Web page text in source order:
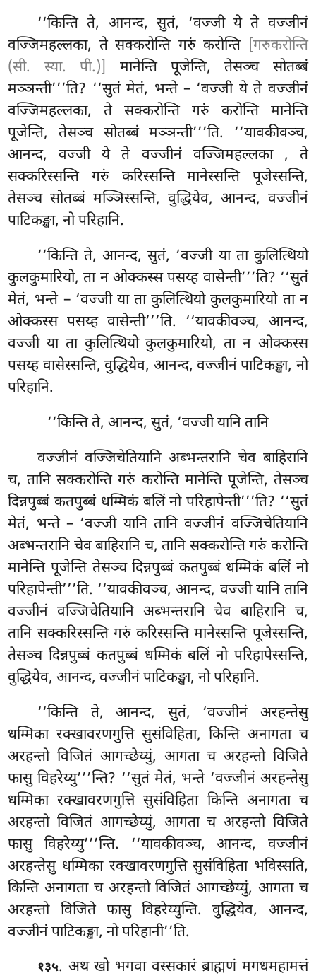
‘‘किन्तिते, आनन्द, सुतं, ‘वज्जी ये ते वज्जीनं
वज्जिमहल्लका, ते सक्करोन्ति गरुं करोन्ति [गरुकरोन्ति
(सी. स्या. पी.)]
मानेन्ति पूजेन्ति, तेसञ्च सोतब्बं
मञ्ञन्ती’’’ति? ‘‘सुतं मेतं, भन्ते – ‘वज्जी येते वज्जीनं
वज्जिमहल्लका, ते सक्करोन्ति गरुं करोन्ति मानेन्ति
पूजेन्ति, तेसञ्च सोतब्बं मञ्ञन्ती’’’ति. ‘‘यावकीवञ्च,
आनन्द, वज्जी ये ते वज्जीनं वज्जिमहल्लका , ते
सक्करिस्सन्ति गरुं करिस्सन्ति मानेस्सन्ति पूजेस्सन्ति,
तेसञ्च सोतब्बं मञ्ञिस्सन्ति, वुद्धियेव, आनन्द, वज्जीनं
पाटिकङ्खा, नो परिहानि.
‘‘किन्ति ते, आनन्द, सुतं, ‘वज्जी या ता कुलित्थियो
कुलकुमारियो, ता न ओक्कस्स पसय्ह वासेन्ती’’’ति? ‘‘सुतं
मेतं, भन्ते – ‘वज्जी या ता कुलित्थियो कुलकुमारियो ता न
ओक्कस्स पसय्ह वासेन्ती’’’ति. ‘‘यावकीवञ्च, आनन्द,
वज्जी या ता कुलित्थियो कुलकुमारियो, ता न ओक्कस्स
पसय्ह वासेस्सन्ति, वुद्धियेव, आनन्द, वज्जीनं पाटिकङ्खा, नो
परिहानि.
‘‘किन्ति ते, आनन्द, सुतं, ‘वज्जी यानि तानि
वज्जीनं वज्जिचेतियानि अब्भन्तरानि चेव बाहिरानि
च, तानि सक्करोन्ति गरुं करोन्ति मानेन्ति पूजेन्ति, तेसञ्च
दिन्नपुब्बं कतपुब्बं धम्मिकं बलिं नो परिहापेन्ती’’’ति? ‘‘सुतं
मेतं, भन्ते – ‘वज्जी यानि तानि वज्जीनं वज्जिचेतियानि
अब्भन्तरानि चेव बाहिरानि च, तानि सक्करोन्ति गरुं करोन्ति
मानेन्ति पूजेन्ति तेसञ्च दिन्नपुब्बं कतपुब्बं धम्मिकं बलिं नो
परिहापेन्ती’’’ति. ‘‘यावकीवञ्च, आनन्द, वज्जी यानि तानि
वज्जीनं वज्जिचेतियानि अब्भन्तरानि चेव बाहिरानि च,
तानि सक्करिस्सन्ति गरुं करिस्सन्ति मानेस्सन्ति पूजेस्सन्ति,
तेसञ्च दिन्नपुब्बं कतपुब्बं धम्मिकं बलिं नो परिहापेस्सन्ति,
वुद्धियेव, आनन्द, वज्जीनं पाटिकङ्खा, नो परिहानि.
‘‘किन्ति ते, आनन्द, सुतं, ‘वज्जीनं अरहन्तेसु
धम्मिका रक्खावरणगुत्ति सुसंविहिता, किन्ति अनागता च
अरहन्तो विजितं आगच्छेय्युं, आगता च अरहन्तो विजिते
फासु विहरेय्यु’’’न्ति? ‘‘सुतं मेतं, भन्ते ‘वज्जीनं अरहन्तेसु
धम्मिका रक्खावरणगुत्ति सुसंविहिता किन्ति अनागता च
अरहन्तो विजितं आगच्छेय्युं, आगता च अरहन्तो विजिते
फासु विहरेय्यु’’’न्ति. ‘‘यावकीवञ्च, आनन्द, वज्जीनं
अरहन्तेसु धम्मिका रक्खावरणगुत्ति सुसंविहिता भविस्सति,
किन्ति अनागता च अरहन्तो विजितंआगच्छेय्युं, आगता च
अरहन्तो विजिते फासु विहरेय्युन्ति. वुद्धियेव, आनन्द,
वज्जीनं पाटिकङ्खा, नो परिहानी’’ति.
१३५. अथखो भगवा वस्सकारं ब्राह्मणं मगधमहामत्तं